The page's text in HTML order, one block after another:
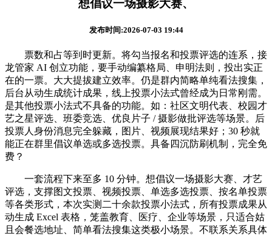
想倡议一场摄影大赛、
发布时间:2026-07-03 19:44
票数和占等到时更新。将勾当报名和投票评选的连系，接
龙管家 AI 创立功能，要手动编纂格局、申明法则，投出实正
在的一票。大大提拔建立效率。仍是群内简略单纯看法搜集，
后台从动生成统计成果，线上投票小法式曾经成为日常刚需。
是其他投票小法式不具备的功能。如：社区文明代表、校园才
艺之星评选、班委竞选、优良片子 / 摄影做批评选等场景。后
投票人身份消息完全躲藏，图片、视频展现结果好；30 秒就
能正在群里倡议单选或多选投票。具备四沉防刷机制，完全免
费？
一套流程下来至多 10 分钟。想倡议一场摄影大赛、才艺
评选，支撑图文投票、视频投票、单选多选投票、按名单投票
等各类形式，本次实测二十余款投票小法式，所有投票成果从
动生成 Excel 表格，笼盖教育、医疗、企业等场景，只适合姑
且会餐选地址、简单看法搜集这类极小场景。不联系关系具体